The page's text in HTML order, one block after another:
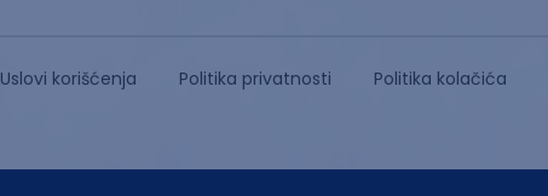
Uslovi korišćenja Politika privatnosti Politika kolačića